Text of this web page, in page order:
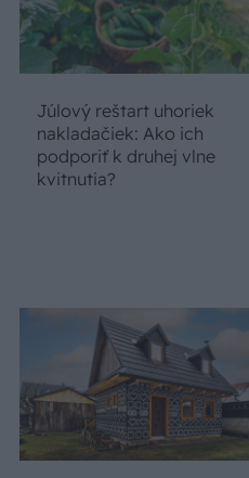
Júlový reštart uhoriek
nakladačiek: Ako ich
podporiť k druhej vlne
kvitnutia?